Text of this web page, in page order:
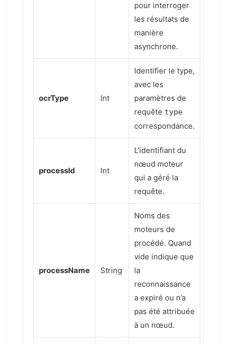
pour interroger
les résultats de
manière
asynchrone.
ocrType Int
Identifier le type,
avec les
paramètres de
requête type
correspondance.
processId Int
L’identifiant du
nœud moteur
qui a géré la
requête.
processName String
Noms des
moteurs de
procédé. Quand
vide indique que
la
reconnaissance
a expiré ou n’a
pas été attribuée
à un nœud.